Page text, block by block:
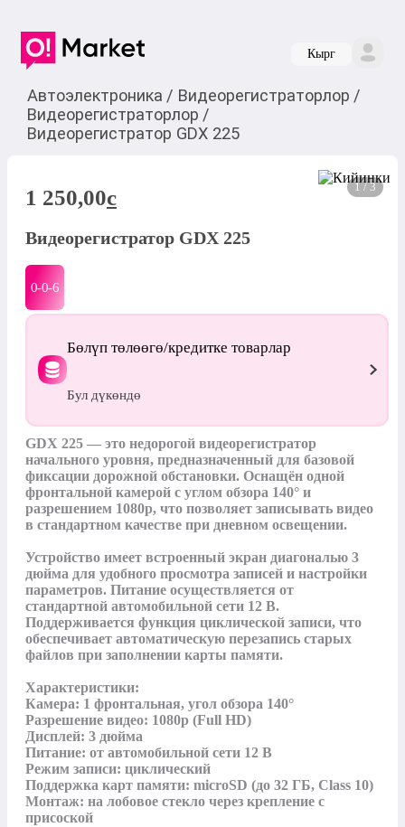
Кырг
Автоэлектроника / Видеорегистраторлор /
Видеорегистраторлор /
Видеорегистратор GDX 225
1 / 3
1 250,00c
Видеорегистратор GDX 225
0-0-6
Бөлүп төлөөгө/кредитке товарлар
Бул дүкөндө
GDX 225 — это недорогой видеорегистратор
начального уровня, предназначенный для базовой
фиксации дорожной обстановки. Оснащён одной
фронтальной камерой с углом обзора 140° и
разрешением 1080p, что позволяет записывать видео
в стандартном качестве при дневном освещении.
Устройство имеет встроенный экран диагональю 3
дюйма для удобного просмотра записей и настройки
параметров. Питание осуществляется от
стандартной автомобильной сети 12 В.
Поддерживается функция циклической записи, что
обеспечивает автоматическую перезапись старых
файлов при заполнении карты памяти.
Характеристики:
Камера: 1 фронтальная, угол обзора 140°
Разрешение видео: 1080p (Full HD)
Дисплей: 3 дюйма
Питание: от автомобильной сети 12 В
Режим записи: циклический
Поддержка карт памяти: microSD (до 32 ГБ, Class 10)
Монтаж: на лобовое стекло через крепление с
присоской